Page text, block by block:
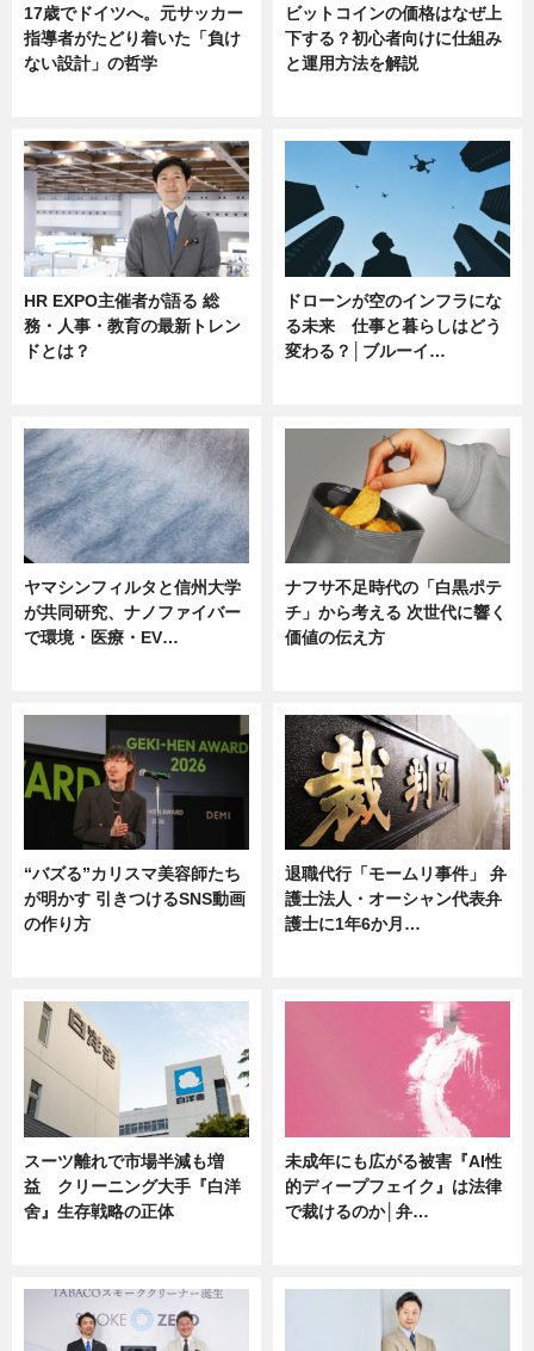
17歳でドイツへ。元サッカー
指導者がたどり着いた「負け
ない設計」の哲学
ビットコインの価格はなぜ上
下する？初心者向けに仕組み
と運用方法を解説
HR EXPO主催者が語る 総
務・人事・教育の最新トレン
ドとは？
ドローンが空のインフラにな
る未来 仕事と暮らしはどう
変わる？│ブルーイ…
ヤマシンフィルタと信州大学
が共同研究、ナノファイバー
で環境・医療・EV…
ナフサ不足時代の「白黒ポテ
チ」から考える 次世代に響く
価値の伝え方
“バズる”カリスマ美容師たち
が明かす 引きつけるSNS動画
の作り方
退職代行「モームリ事件」 弁
護士法人・オーシャン代表弁
護士に1年6か月…
スーツ離れで市場半減も増
益 クリーニング大手『白洋
舍』生存戦略の正体
未成年にも広がる被害『AI性
的ディープフェイク』は法律
で裁けるのか│弁…